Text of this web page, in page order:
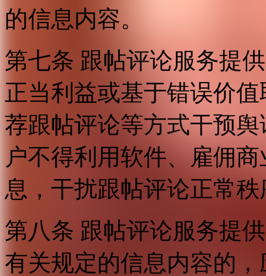
的信息内容。
第七条 跟帖评论服务提
正当利益或基于错误价
荐跟帖评论等方式干预
户不得利用软件、雇佣
息，干扰跟帖评论正常
第八条 跟帖评论服务提
有关规定的信息内容的